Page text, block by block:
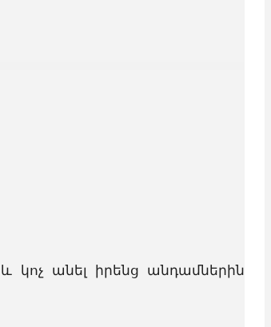
կոչ անել իրենց անդամներին